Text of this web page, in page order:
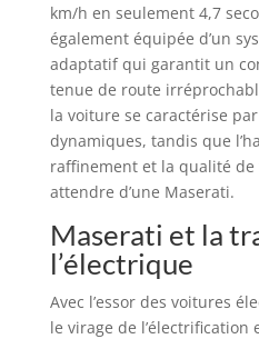
km/h en seulement 4,7
également équipée d’un
adaptatif qui garantit un
tenue de route
la voiture se caractérise
dynamiques, tandis que
raffinement et la qualité de
attendre d’une Maserati.
Maserati et la
l’électrique
Avec l’essor des voitures
le virage de l’électrification